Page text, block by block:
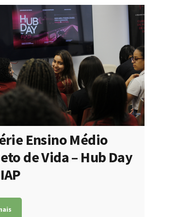
Ensino Médio
de Vida – Hub Day